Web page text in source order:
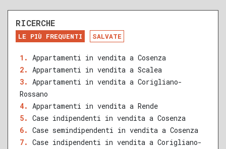
DA RISTRUTTURARE
NUOVA COSTRUZIONE
RECENTE
RISTRUTTURATO
QUALSIASI SUPERFICIE
B C D E F
RICERCHE
LE PIÙ FREQUENTI SALVATE
Appartamenti in vendita a Cosenza
Appartamenti in vendita a Scalea
Appartamenti in vendita a Corigliano-
Rossano
Appartamenti in vendita a Rende
Case indipendenti in vendita a Cosenza
Case semindipendenti in vendita a Cosenza
Case indipendenti in vendita a Corigliano-